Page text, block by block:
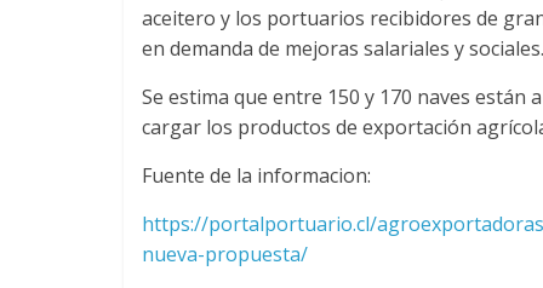
r
t
e
d
aceitero y los portuarios recibidores de
en demanda de mejoras salariales y sociales.
Se estima que entre 150 y 170 naves
cargar los productos de exportación
Fuente de la informacion:
https://portalportuario.cl/
nueva-propuesta/